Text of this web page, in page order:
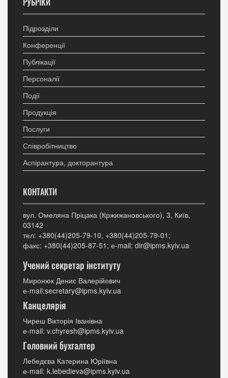
Підрозділи
Конференції
Публікації
Персоналії
Події
Продукція
Послуги
Співробітництво
Аспірантура, докторантура
КОНТАКТИ
вул. Омеляна Пріцака (Кржижановського), 3, Київ,
03142
тел: +380(44)205-79-10, +380(44)205-79-01;
факс: +380(44)205-87-51; е-mail: dir@ipms.kyiv.ua
Учений секретар інституту
Миронюк Денис Валерійович
е-mail:secretary@ipms.kyiv.ua
Канцелярія
Чиреш Вікторія Іванівна
е-mail: v.chyresh@ipms.kyiv.ua
Головний бухгалтер
Лебедєва Катерина Юріївна
е-mail: k.lebedieva@ipms.kyiv.ua